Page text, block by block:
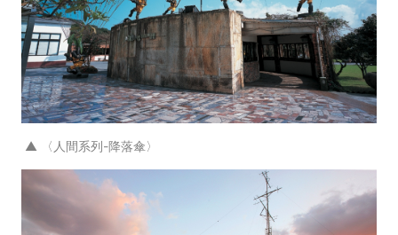
▲ 〈人間系列-降落傘〉